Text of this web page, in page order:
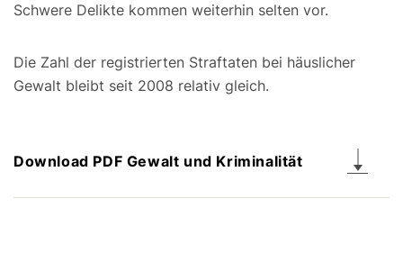
Schwere Delikte kommen weiterhin selten vor.
Die Zahl der registrierten Straftaten bei häuslicher
Gewalt bleibt seit 2008 relativ gleich.
Download PDF Gewalt und Kriminalität